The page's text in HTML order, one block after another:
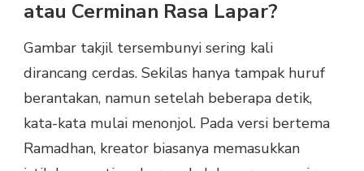
atau Cerminan Rasa Lapar?
Gambar takjil tersembunyi sering kali
dirancang cerdas. Sekilas hanya tampak huruf
berantakan, namun setelah beberapa detik,
kata-kata mulai menonjol. Pada versi bertema
Ramadhan, kreator biasanya memasukkan